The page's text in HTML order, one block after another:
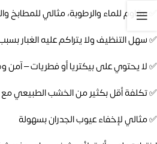
✅ مقاوم للماء والرطوبة، مثالي للمطابخ
✅ سهل التنظيف ولا يتراكم عليه الغبار
✅ لا يحتوي على بيكتريا أو فطريات –
✅ تكلفة أقل بكثير من الخشب الطبيعي
✅ مثالي لإخفاء عيوب الجدران بسهولة